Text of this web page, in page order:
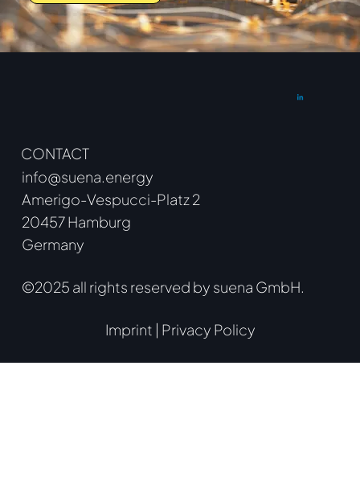
CONTACT
info@suena.energy
Amerigo-Vespucci-Platz 2
20457 Hamburg
Germany
©2025 all rights reserved by suena GmbH.
Imprint | Privacy Policy